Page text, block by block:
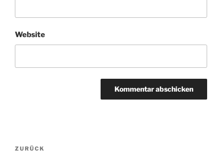
Website
Beitragsnavigation
Vorheriger
ZURÜCK